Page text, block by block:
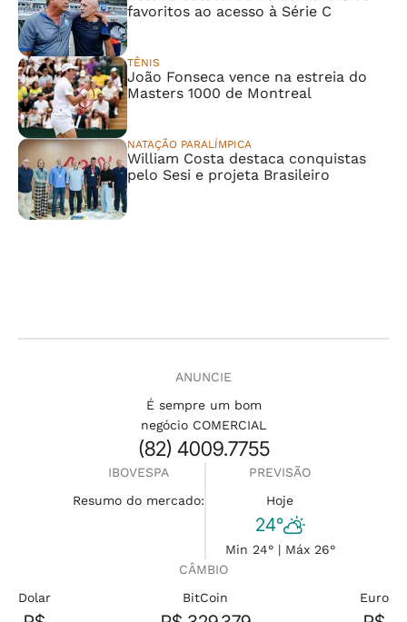
favoritos ao acesso à Série C
TÊNIS
João Fonseca vence na estreia do
Masters 1000 de Montreal
NATAÇÃO PARALÍMPICA
William Costa destaca conquistas
pelo Sesi e projeta Brasileiro
ANUNCIE
É sempre um bom
negócio COMERCIAL
(82) 4009.7755
IBOVESPA
Resumo do mercado:
PREVISÃO
Hoje
24°
Min 24° | Máx 26°
CÂMBIO
Dolar
BitCoin Euro